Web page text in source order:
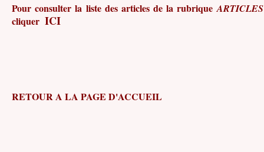
Pour consulter la liste des articles de la rubrique
cliquer ICI
RETOUR A LA PAGE D'ACCUEIL